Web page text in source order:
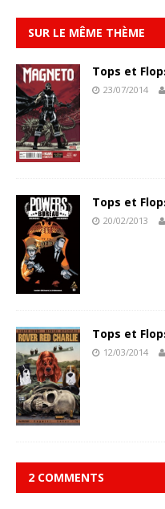
SUR LE MÊME THÈME
Tops et
23/07/2014
Tops et
20/02/2013
Tops et
12/03/2014
2 COMMENTS